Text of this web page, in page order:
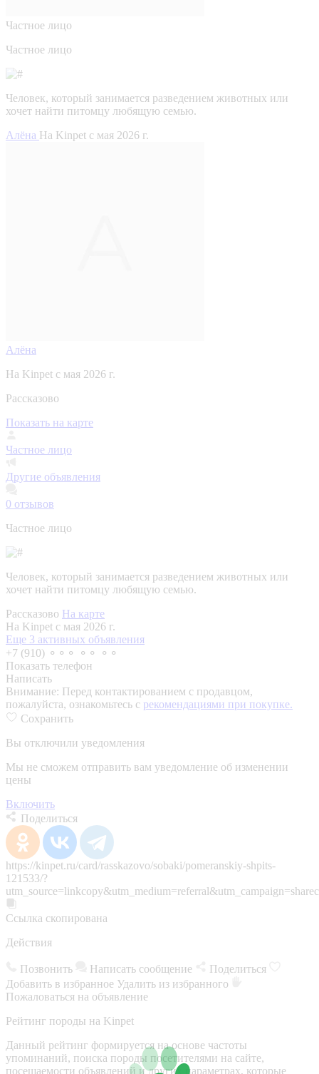
Частное лицо
Частное лицо
Человек, который занимается разведением животных или
хочет найти питомцу любящую семью.
Алёна На Kinpet c мая 2026 г.
Алёна
На Kinpet c мая 2026 г.
Рассказово
Показать на карте
Частное лицо
Другие объявления
0 отзывов
Частное лицо
Человек, который занимается разведением животных или
хочет найти питомцу любящую семью.
Рассказово На карте
На Kinpet c мая 2026 г.
Еще 3 активных объявления
+7 (910) ⚬⚬⚬ ⚬⚬ ⚬⚬
Показать телефон
Написать
Внимание: Перед контактированием с продавцом,
пожалуйста, ознакомьтесь с рекомендациями при покупке.
Сохранить
Вы отключили уведомления
Мы не сможем отправить вам уведомление об изменении
цены
Включить
Поделиться
https://kinpet.ru/card/rasskazovo/sobaki/pomeranskiy-shpits-
121533/?
Ссылка скопирована
Действия
Позвонить Написать сообщение
Поделиться
Добавить в избранное Удалить из избранного
Пожаловаться на объявление
Рейтинг породы на Kinpet
Данный рейтинг формируется на основе частоты
упоминаний, поиска породы посетителями на сайте,
посещаемости объявлений и других параметрах, которые